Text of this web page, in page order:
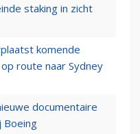
staking in zicht
komende
route naar Sydney
documentaire
Boeing